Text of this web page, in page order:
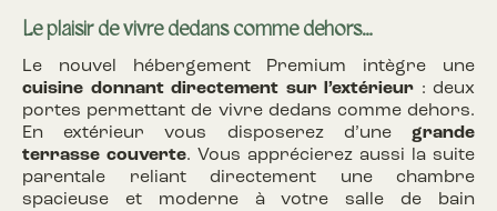
Le plaisir de vivre dedans comme dehors…
Le nouvel hébergement Premium intègre une
cuisine donnant directement sur l’extérieur : deux
portes permettant de vivre dedans comme dehors.
En extérieur vous disposerez d’une grande
terrasse couverte. Vous apprécierez aussi la suite
parentale reliant directement une chambre
spacieuse et moderne à votre salle de bain